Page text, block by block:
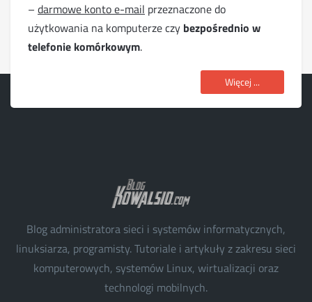
– darmowe konto e-mail przeznaczone do
użytkowania na komputerze czy bezpośrednio w
telefonie komórkowym.
Więcej ...
Blog administratora sieci i systemów informatycznych,
linuksiarza, programisty. Tutoriale i artykuły z zakresu sieci
komputerowych, systemów Linux, wirtualizacji oraz
technologi mobilnych.